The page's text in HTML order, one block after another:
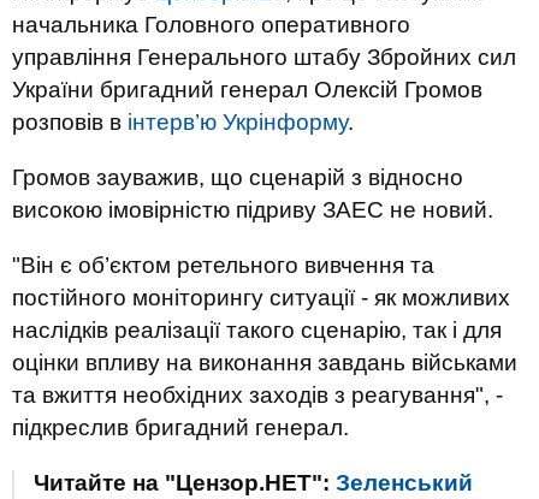
начальника Головного оперативного
управління Генерального штабу Збройних сил
України бригадний генерал Олексій Громов
розповів в інтерв’ю Укрінформу.
Громов зауважив, що сценарій з відносно
високою імовірністю підриву ЗАЕС не новий.
"Він є об’єктом ретельного вивчення та
постійного моніторингу ситуації - як можливих
наслідків реалізації такого сценарію, так і для
оцінки впливу на виконання завдань військами
та вжиття необхідних заходів з реагування", -
підкреслив бригадний генерал.
Читайте на "Цензор.НЕТ": Зеленський